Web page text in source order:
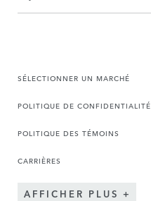
SÉLECTIONNER UN MARCHÉ
POLITIQUE DE CONFIDENTIALITÉ
POLITIQUE DES TÉMOINS
CARRIÈRES
AFFICHER PLUS